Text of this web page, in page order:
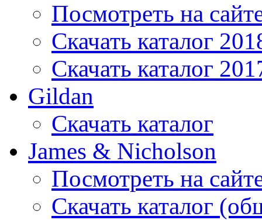
Посмотреть на
Скачать каталог
Скачать каталог
Gildan
Скачать каталог
James & Nicholson
Посмотреть на
Скачать каталог